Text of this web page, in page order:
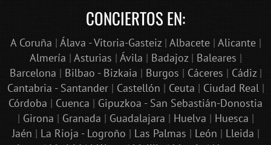
CONCIERTOS EN:
A Coruña | Álava - Vitoria-Gasteiz| Albacete| Alicante|
Almería | Asturias | Ávila | Badajoz| Baleares |
Barcelona | Bilbao - Bizkaia | Burgos | Cáceres | Cádiz|
Cantabria - Santander| Castellón | Ceuta | Ciudad Real|
Córdoba | Cuenca | Gipuzkoa - San Sebastián-Donostia
| Girona | Granada | Guadalajara | Huelva | Huesca |
Jaén | La Rioja - Logroño | Las Palmas | León | Lleida |